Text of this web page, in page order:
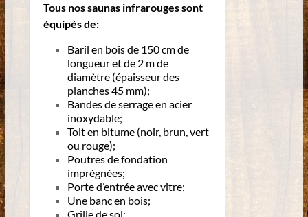
Tous nos saunas infrarouges sont
équipés de:
Baril en bois de 150 cm de
longueur et de 2 m de
diamètre (épaisseur des
planches 45 mm);
Bandes de serrage en acier
inoxydable;
Toit en bitume (noir, brun, vert
ou rouge);
Poutres de fondation
imprégnées;
Porte d’entrée avec vitre;
Une banc en bois;
Grille de sol;